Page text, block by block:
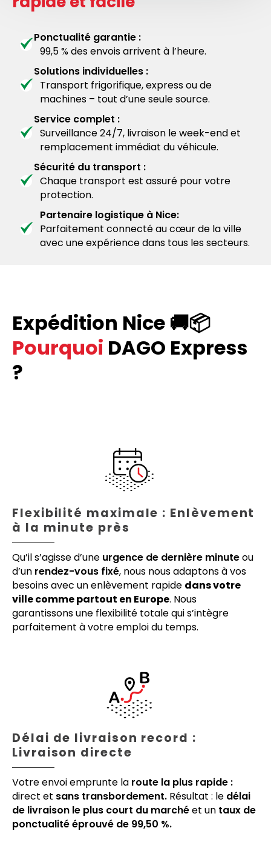
Ponctualité garantie :
99,5 % des envois arrivent à l’heure.
Solutions individuelles :
Transport frigorifique, express ou de
machines – tout d’une seule source.
Service complet :
Surveillance 24/7, livraison le week-end et
remplacement immédiat du véhicule.
Sécurité du transport :
Chaque transport est assuré pour votre
protection.
Partenaire logistique à Nice:
Parfaitement connecté au cœur de la ville
avec une expérience dans tous les secteurs.
Expédition Nice 🚚📦
Pourquoi DAGO Express
?
Flexibilité maximale : Enlèvement
à la minute près
Qu’il s’agisse d’une urgence de dernière minuteou
d’un rendez-vous fixé, nous nous adaptons à vos
besoins avec un enlèvement rapide dans votre
ville comme partout en Europe. Nous
garantissons une flexibilité totale qui s’intègre
parfaitement à votre emploi du temps.
Délai de livraison record :
Livraison directe
Votre envoi emprunte la route la plus rapide :
direct et sans transbordement. Résultat : le délai
de livraison le plus court du marchéet un taux de
ponctualité éprouvé de 99,50 %.